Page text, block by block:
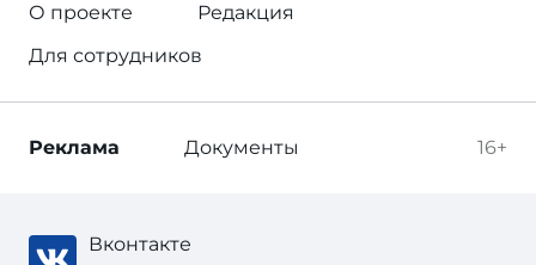
О проекте
Редакция
Для сотрудников
16+
Реклама Документы
Вконтакте